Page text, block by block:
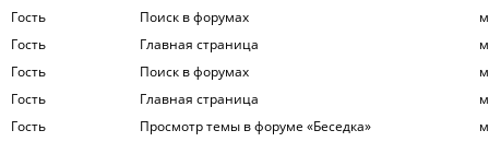
Гость
Поиск в форумах
Гость
Главная страница
Гость
Поиск в форумах
Гость
Главная страница
Гость
Просмотр темы в форуме «Беседка»